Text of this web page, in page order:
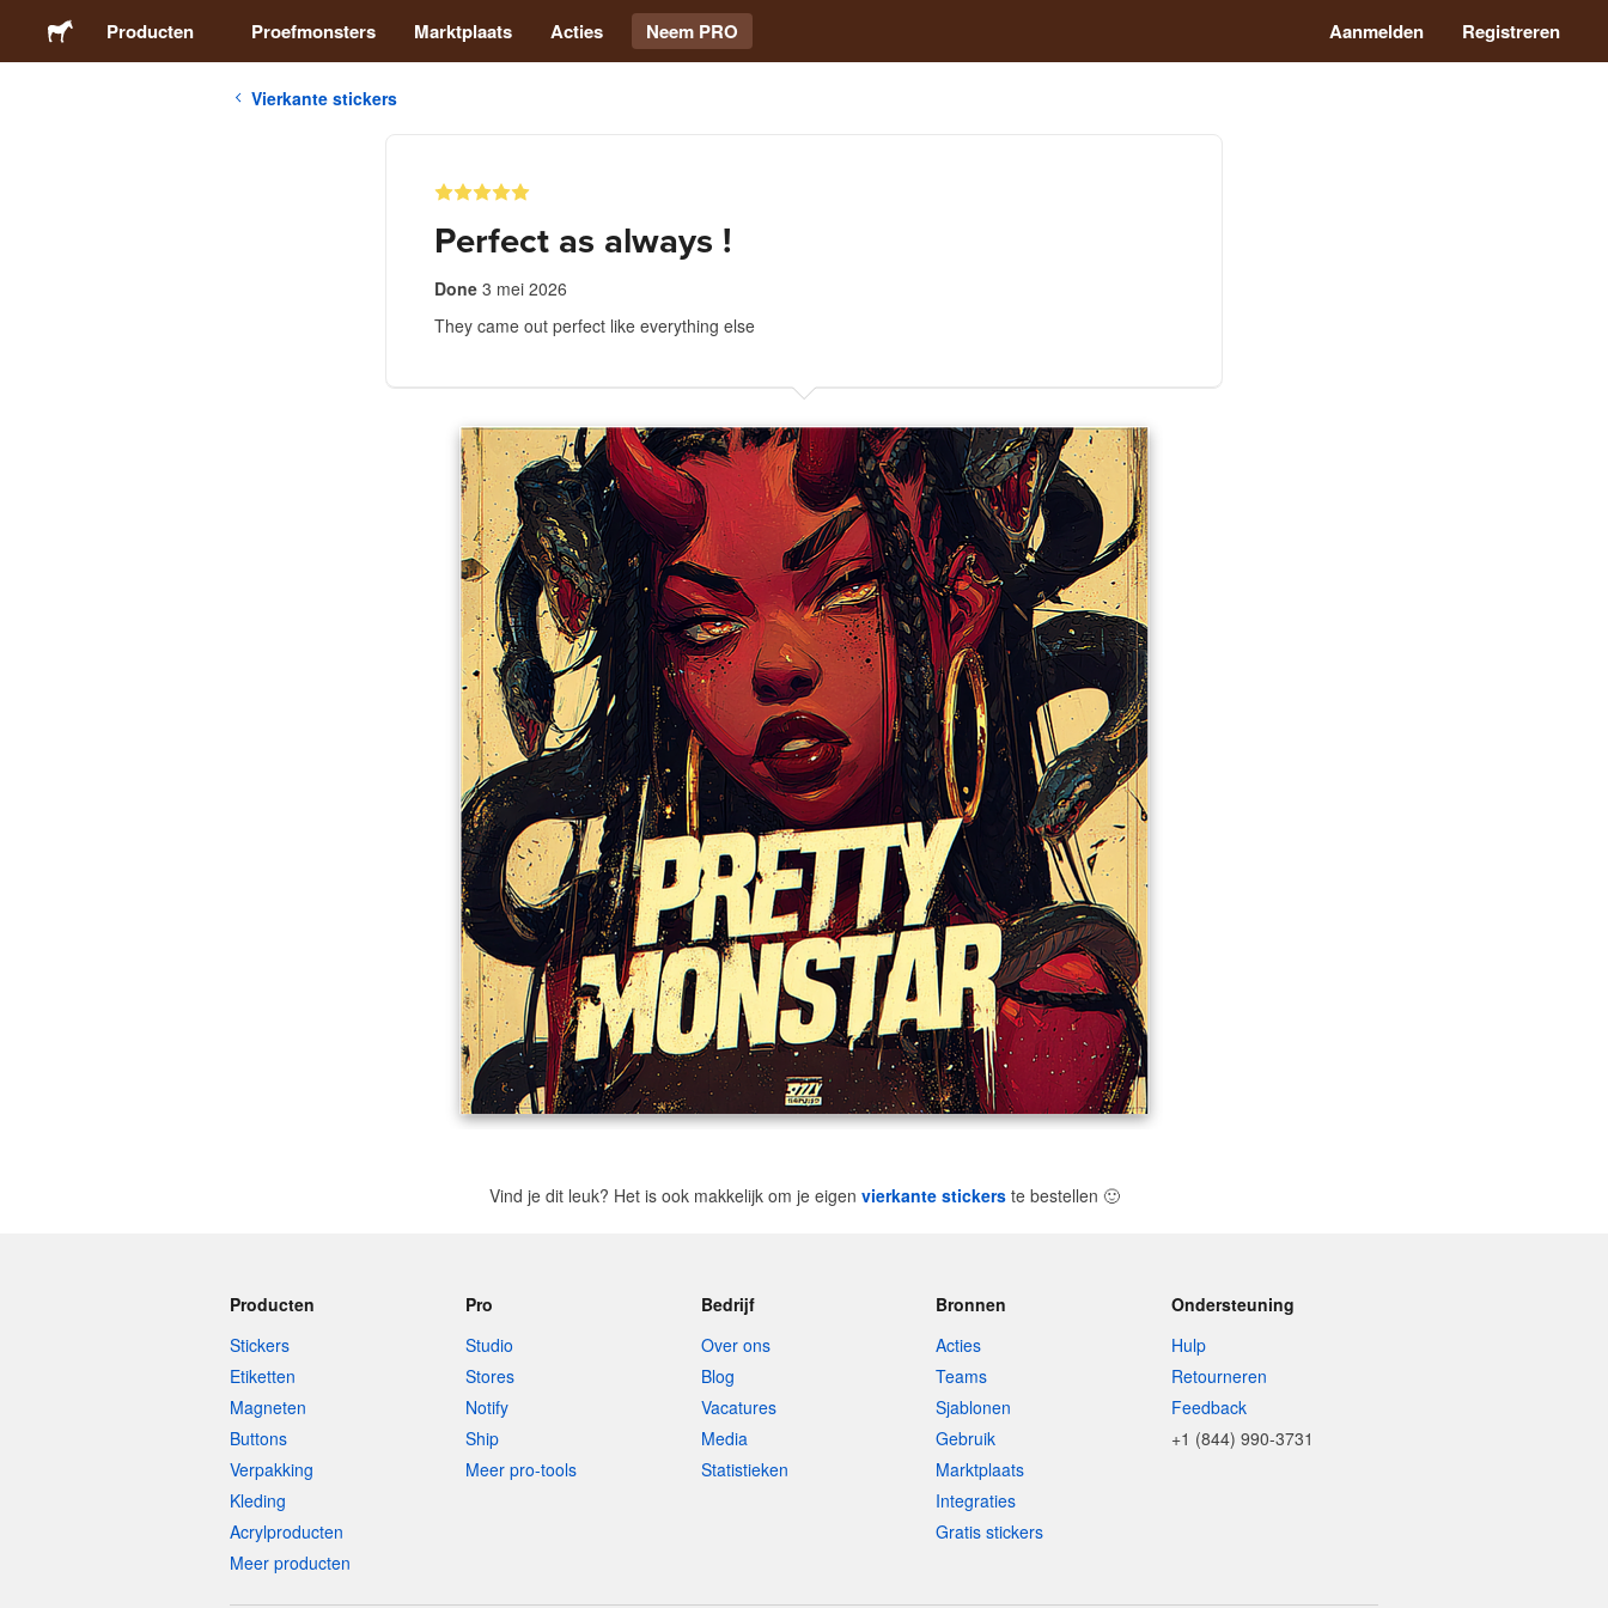
Producten Proefmonsters Marktplaats Acties Neem PRO Aanmelden Registreren
Vierkante stickers
Perfect as always !
Done 3 mei 2026
They came out perfect like everything else
Vind je dit leuk? Het is ook makkelijk om je eigen vierkante stickerste bestellen 🙂
Producten
Stickers
Etiketten
Magneten
Buttons
Verpakking
Kleding
Acrylproducten
Meer producten
Pro
Studio
Stores
Notify
Ship
Meer pro-tools
Bedrijf
Over ons
Blog
Vacatures
Media
Statistieken
Bronnen
Acties
Teams
Sjablonen
Gebruik
Marktplaats
Integraties
Gratis stickers
Ondersteuning
Hulp
Retourneren
Feedback
+1 (844) 990-3731